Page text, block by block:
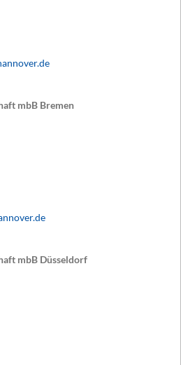
mbB Bremen
mbB Düsseldorf